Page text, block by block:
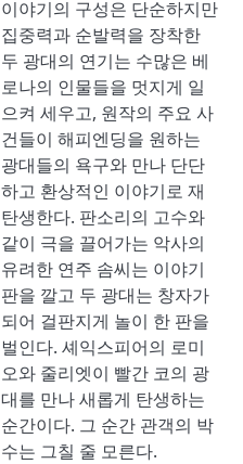
이야기의 구성은 단순하지만
집중력과 순발력을 장착한
두 광대의 연기는 수많은 베
로나의 인물들을 멋지게 일
으켜 세우고, 원작의 주요 사
건들이 해피엔딩을 원하는
광대들의 욕구와 만나 단단
하고 환상적인 이야기로 재
탄생한다. 판소리의 고수와
같이 극을 끌어가는 악사의
유려한 연주 솜씨는 이야기
판을 깔고 두 광대는 창자가
되어 걸판지게 놀이 한 판을
벌인다. 셰익스피어의 로미
오와 줄리엣이 빨간 코의 광
대를 만나 새롭게 탄생하는
순간이다. 그 순간 관객의 박
수는 그칠 줄 모른다.